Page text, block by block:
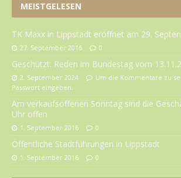
MEISTGELESEN
TK Maxx in Lippstadt eröffnet am 29.
27. September 2016 0
Geschützt: Reden im Bundestag vom
2. September 2024
Um die Kommentare zu
Passwort eingeben.
Am verkaufsoffenen Sonntag sind die
Uhr offen
1. September 2016 0
Öffentliche Stadtführungen in Lippstadt
1. September 2016 0